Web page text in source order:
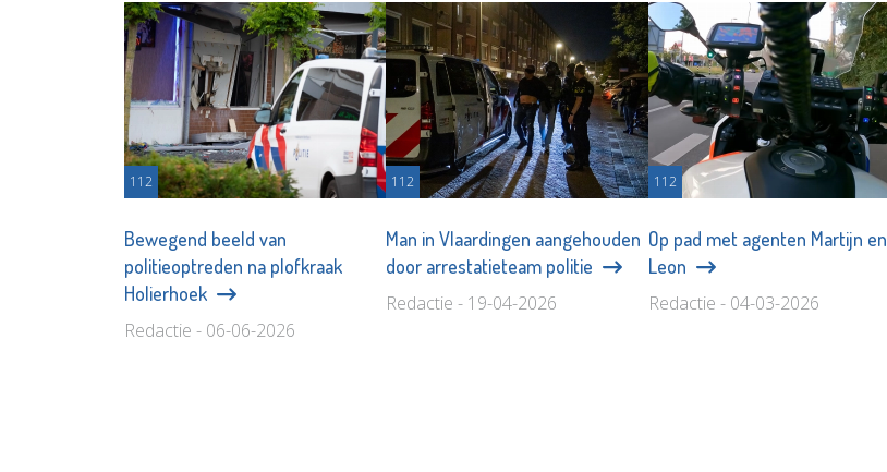
112
Bewegend beeld van
politieoptreden na plofkraak
Holierhoek
Redactie - 06-06-2026
112
Man in Vlaardingen aangehouden
door arrestatieteam politie
Redactie - 19-04-2026
112
Op pad met agenten Martijn en
Leon
Redactie - 04-03-2026